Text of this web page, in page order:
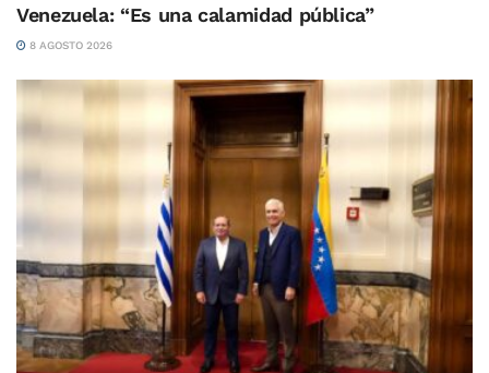
Venezuela: “Es una calamidad pública”
8 AGOSTO 2026